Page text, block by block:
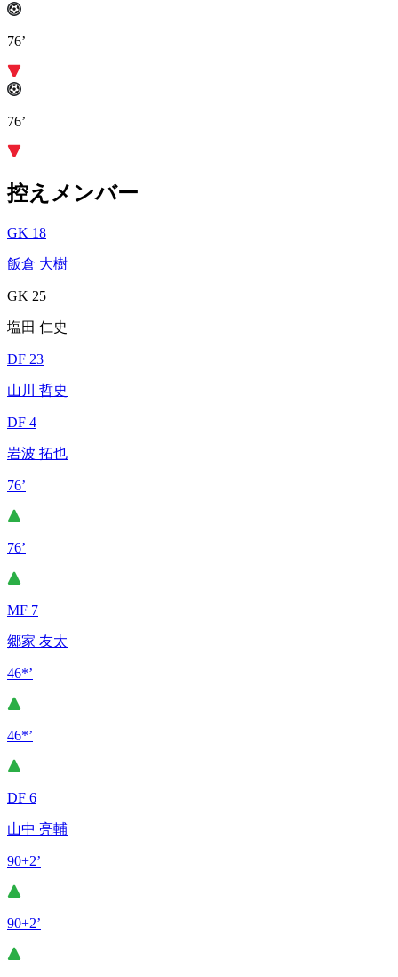
76’
76’
控えメンバー
GK 18
飯倉 大樹
GK 25
塩田 仁史
DF 23
山川 哲史
DF 4
岩波 拓也
76’
76’
MF 7
郷家 友太
46*’
46*’
DF 6
山中 亮輔
90+2’
90+2’